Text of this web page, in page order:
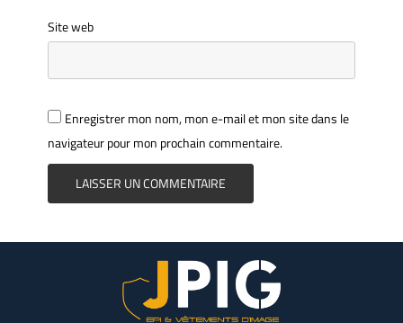
Site web
Enregistrer mon nom, mon e-mail et mon site dans le
navigateur pour mon prochain commentaire.